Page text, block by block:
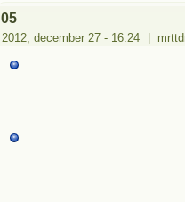
05
2012, december 27 - 16:24